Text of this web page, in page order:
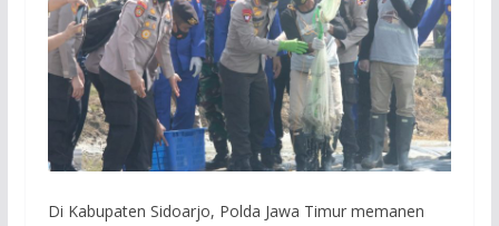
Di Kabupaten Sidoarjo, Polda Jawa Timur memanen